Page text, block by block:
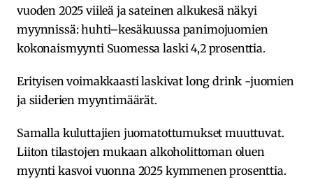
vuoden 2025 viileä ja sateinen alkukesä näkyi
myynnissä: huhti–kesäkuussa panimojuomien
kokonaismyynti Suomessa laski 4,2 prosenttia.
Erityisen voimakkaasti laskivat long drink -juomien
ja siiderien myyntimäärät.
Samalla kuluttajien juomatottumukset muuttuvat.
Liiton tilastojen mukaan alkoholittoman oluen
myynti kasvoi vuonna 2025 kymmenen prosenttia.